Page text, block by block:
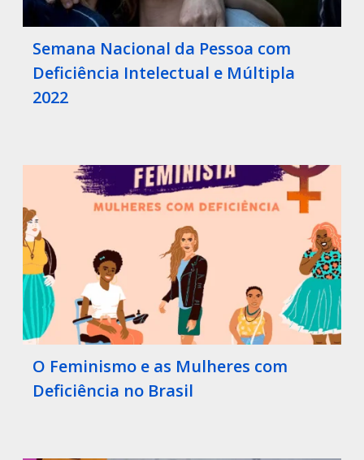
Semana Nacional da Pessoa com
Deficiência Intelectual e Múltipla
2022
O Feminismo e as Mulheres com
Deficiência no Brasil